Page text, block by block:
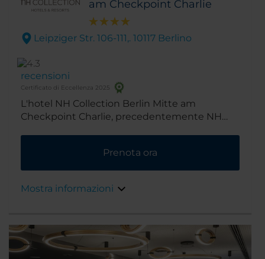
am Checkpoint Charlie
Leipziger Str. 106-111,. 10117 Berlino
recensioni
Certificato di Eccellenza 2025
L'hotel NH Collection Berlin Mitte am
Checkpoint Charlie, precedentemente NH
direttamente nel centro città. A pochi passi
da una delle principali vie dello shopping,
Galeries Lafayette, Quartier 206, The Q o Mall
Prenota ora
Mostra informazioni